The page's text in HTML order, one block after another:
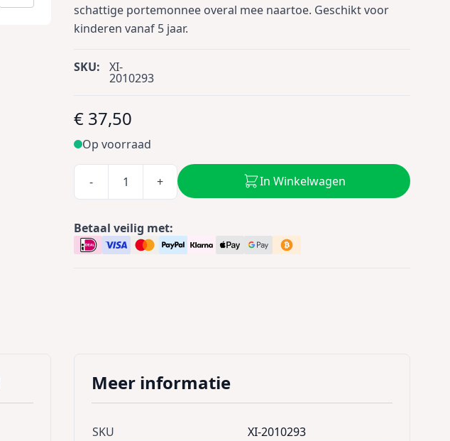
schattige portemonnee overal mee naartoe. Geschikt voor
kinderen vanaf 5 jaar.
SKU: XI-
2010293
€ 37,50
Op voorraad
- + In Winkelwagen
Betaal veilig met:
Meer informatie
SKU
XI-2010293